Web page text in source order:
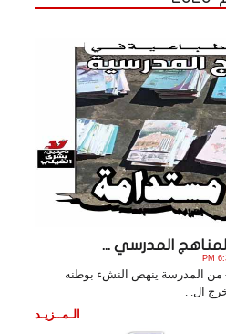
المدرسي ...
- من المدرسة ينهض النشء بوطنه
ال. .
الـمــزيـد